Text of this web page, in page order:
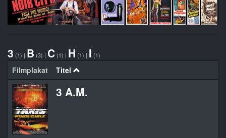
3 (1) | B (3) | C (1) | H (1) | I (1)
Filmplakat Titel
3 A.M.